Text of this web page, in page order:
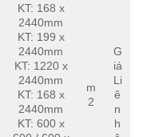
KT: 168 x
2440mm
KT: 199 x
2440mm
KT: 1220 x
2440mm
KT: 168 x
2440mm
KT: 600 x
m
2
G
iá
Li
ê
n
h